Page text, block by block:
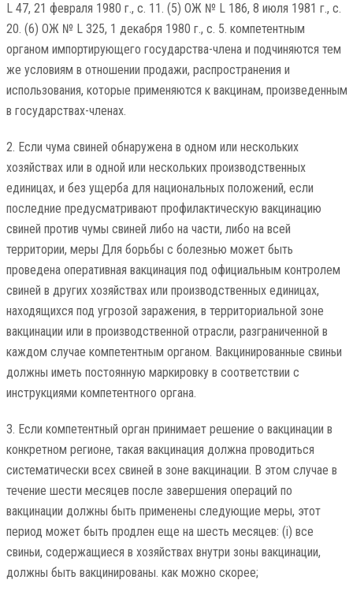
L 47, 21 февраля 1980 г., с. 11. (5) ОЖ № L 186, 8 июля 1981 г., с.
20. (6) ОЖ № L 325, 1 декабря 1980 г., с. 5. компетентным
органом импортирующего государства-члена и подчиняются тем
же условиям в отношении продажи, распространения и
использования, которые применяются к вакцинам, произведенным
в государствах-членах.
2. Если чума свиней обнаружена в одном или нескольких
хозяйствах или в одной или нескольких производственных
единицах, и без ущерба для национальных положений, если
последние предусматривают профилактическую вакцинацию
свиней против чумы свиней либо на части, либо на всей
территории, меры Для борьбы с болезнью может быть
проведена оперативная вакцинация под официальным контролем
свиней в других хозяйствах или производственных единицах,
находящихся под угрозой заражения, в территориальной зоне
вакцинации или в производственной отрасли, разграниченной в
каждом случае компетентным органом. Вакцинированные свиньи
должны иметь постоянную маркировку в соответствии с
инструкциями компетентного органа.
3. Если компетентный орган принимает решение о вакцинации в
конкретном регионе, такая вакцинация должна проводиться
систематически всех свиней в зоне вакцинации. В этом случае в
течение шести месяцев после завершения операций по
вакцинации должны быть применены следующие меры, этот
период может быть продлен еще на шесть месяцев: (i) все
свиньи, содержащиеся в хозяйствах внутри зоны вакцинации,
должны быть вакцинированы. как можно скорее;